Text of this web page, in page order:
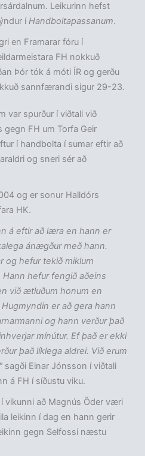
Leikurinn hefst
íHandboltapassanum.
en Framarar fóru í
FH nokkuð
Þór tók á móti ÍR og gerðu
sannfærandi sigur 29-23.
var spurður í viðtali við
gegn FH um Torfa Geir
í handbolta í sumar eftir að
og sneri sér að
og er sonur Halldórs
HK.
á eftir að læra en hann er
ánægður með hann.
og hefur tekið miklum
hefur fengið aðeins
við ætluðum honum en
er að gera hann
og hann verður það
mínútur. Ef það er ekki
það líklega aldrei. Við erum
sagði Einar Jónsson í viðtali
á FH í síðustu viku.
vikunni að Magnús Öder væri
leikinn í dag en hann gerir
gegn Selfossi næstu